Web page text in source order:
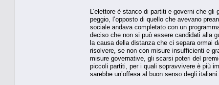
L’elettore è stanco di partiti e governi che
peggio, l’opposto di quello che avevano
sociale andava completato con un
deciso che non si può essere candidati alla
la causa della distanza che ci separa ormai
risolvere, se non con misure insufficienti e
misure governative, gli scarsi poteri del
piccoli partiti, per i quali sopravvivere è più
sarebbe un’offesa al buon senso degli